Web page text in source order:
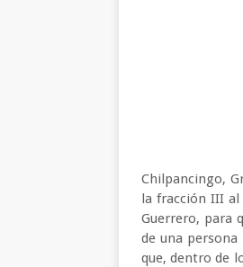
Chilpancingo,
la fracción III al
Guerrero, para
de una
que, dentro de